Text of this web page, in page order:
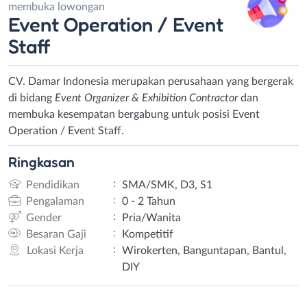
membuka lowongan
Event Operation / Event
Staff
CV. Damar Indonesia merupakan perusahaan yang bergerak
di bidang Event Organizer & Exhibition Contractordan
membuka kesempatan bergabung untuk posisi Event
Operation / Event Staff.
Ringkasan
Pendidikan :
SMA/SMK, D3, S1
Pengalaman
:
0 - 2 Tahun
Gender
:
Pria/Wanita
Besaran Gaji
:
Kompetitif
Lokasi Kerja
:
Wirokerten, Banguntapan, Bantul,
DIY